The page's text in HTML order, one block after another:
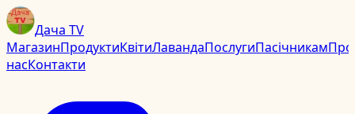
Дача TV
МагазинПродуктиКвітиЛавандаПослугиПасічникамПро
насКонтакти